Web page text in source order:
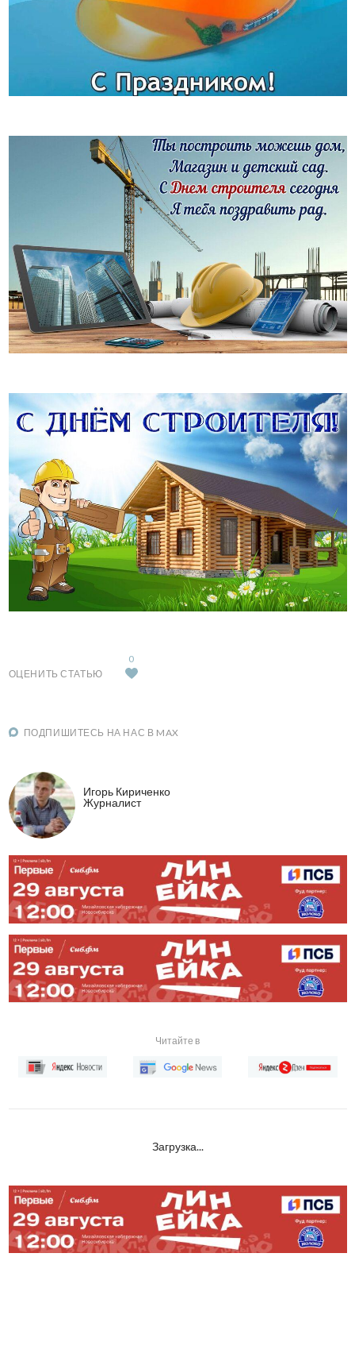
ОЦЕНИТЬ СТАТЬЮ
0
ПОДПИШИТЕСЬ НА НАС В MAX
Игорь Кириченко
Журналист
Читайте в
Загрузка...